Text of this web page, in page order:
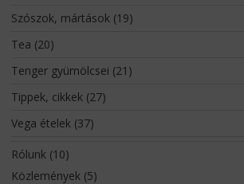
Szószok, mártások(19)
Tea (20)
Tenger gyümölcsei (21)
Tippek, cikkek(27)
Vega ételek(37)
Rólunk(10)
Közlemények(5)